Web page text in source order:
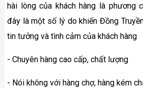
hài lòng của khách hàng là phương
đây là một số lý do khiến Đồng
tin tưởng và tình cảm của khách hàng
- Chuyên hàng cao cấp, chất lượng
- Nói không với hàng chợ, hàng kém